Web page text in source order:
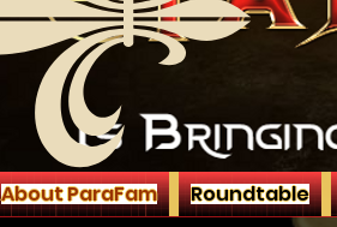
About ParaFam Roundtable